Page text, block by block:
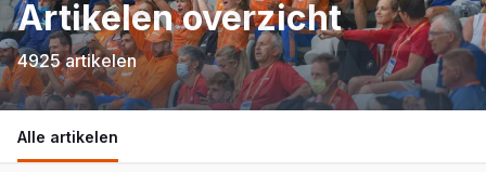
Artikelen overzicht
4925 artikelen
Alle artikelen